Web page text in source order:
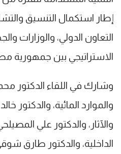
إطار استكمال التنسيق
التعاون الدولي، والوزارات
الاستراتيجي بين جمهورية
وشارك في اللقاء الدكتور
والموارد المائية، والدكتور
والآثار، والدكتور علي
الداخلية، والدكتور طارق